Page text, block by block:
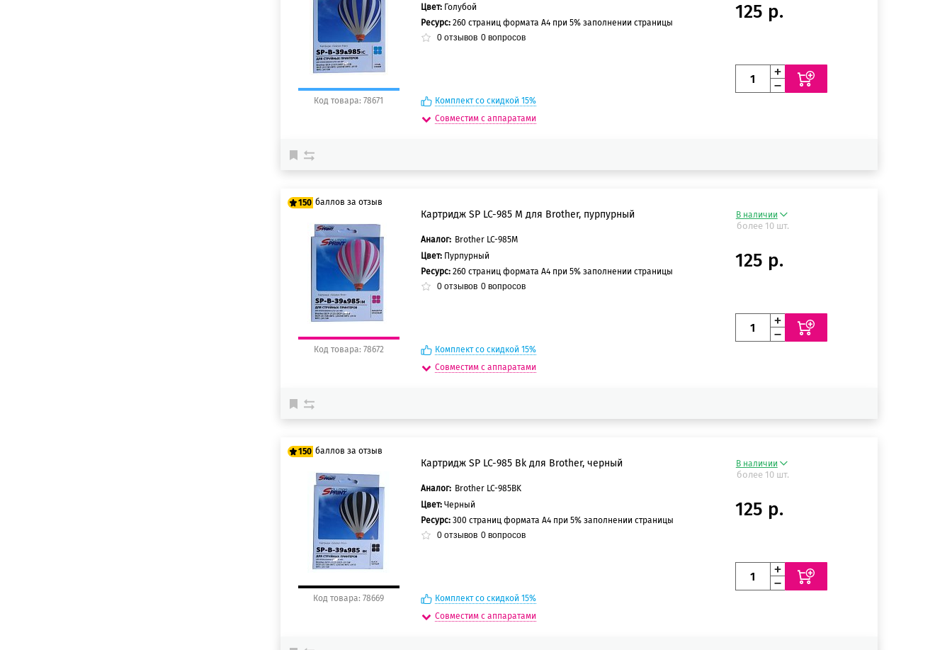
150 баллов
Код товара: 78671
Цвет: Голубой
Ресурс: 260 страниц формата А4 при 5% заполнении страницы
0отзывов 0вопросов
Совместим с аппаратами
Комплект со скидкой 15%
125 р.
150 баллов за отзыв
125 баллов
150 баллов
В наличии
более 10 шт.
Код товара: 78672
Картридж SP LC-985 M для Brother, пурпурный
Аналог: Brother LC-985M
Цвет: Пурпурный
Ресурс: 260 страниц формата А4 при 5% заполнении страницы
0отзывов 0вопросов
Совместим с аппаратами
Комплект со скидкой 15%
125 р.
150 баллов за отзыв
125 баллов
150 баллов
В наличии
более 10 шт.
Код товара: 78669
Картридж SP LC-985 Bk для Brother, черный
Аналог: Brother LC-985BK
Цвет: Черный
Ресурс: 300 страниц формата А4 при 5% заполнении страницы
0отзывов 0вопросов
Совместим с аппаратами
Комплект со скидкой 15%
125 р.